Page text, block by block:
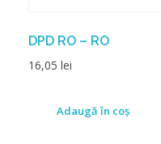
DPD RO – RO
16,05 lei
Adaugă în coș